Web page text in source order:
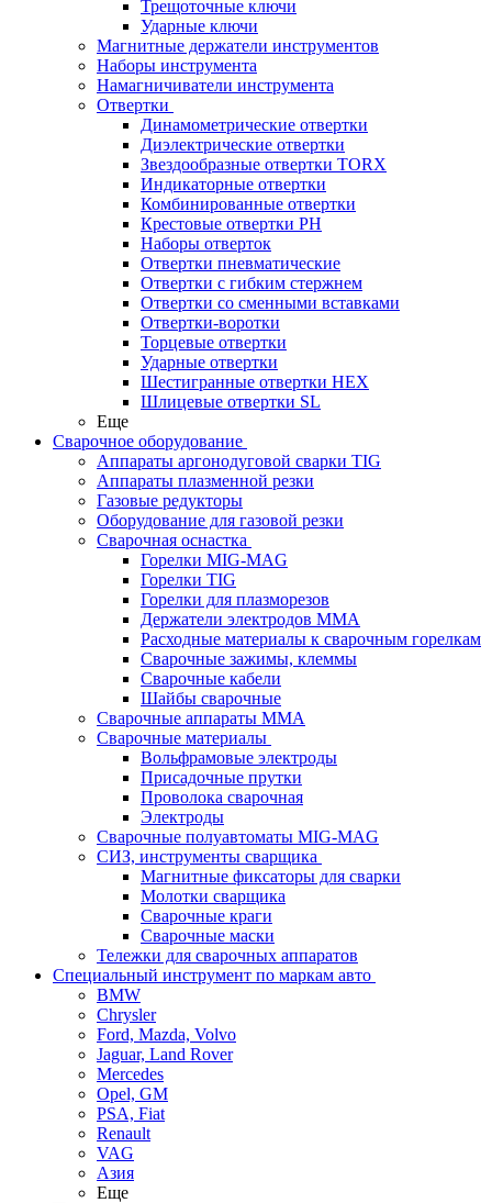
Трещоточные ключи
Ударные ключи
Магнитные держатели инструментов
Наборы инструмента
Намагничиватели инструмента
Отвертки
Динамометрические отвертки
Диэлектрические отвертки
Звездообразные отвертки TORX
Индикаторные отвертки
Комбинированные отвертки
Крестовые отвертки PH
Наборы отверток
Отвертки пневматические
Отвертки с гибким стержнем
Отвертки со сменными вставками
Отвертки-воротки
Торцевые отвертки
Ударные отвертки
Шестигранные отвертки HEX
Шлицевые отвертки SL
Еще
Сварочное оборудование
Аппараты аргонодуговой сварки TIG
Аппараты плазменной резки
Газовые редукторы
Оборудование для газовой резки
Сварочная оснастка
Горелки MIG-MAG
Горелки TIG
Горелки для плазморезов
Держатели электродов ММА
Расходные материалы к сварочным горелкам
Сварочные зажимы, клеммы
Сварочные кабели
Шайбы сварочные
Сварочные аппараты MMA
Сварочные материалы
Вольфрамовые электроды
Присадочные прутки
Проволока сварочная
Электроды
Сварочные полуавтоматы MIG-MAG
СИЗ, инструменты сварщика
Магнитные фиксаторы для сварки
Молотки сварщика
Сварочные краги
Сварочные маски
Тележки для сварочных аппаратов
Специальный инструмент по маркам авто
BMW
Chrysler
Ford, Mazda, Volvo
Jaguar, Land Rover
Mercedes
Opel, GM
PSA, Fiat
Renault
VAG
Азия
Еще